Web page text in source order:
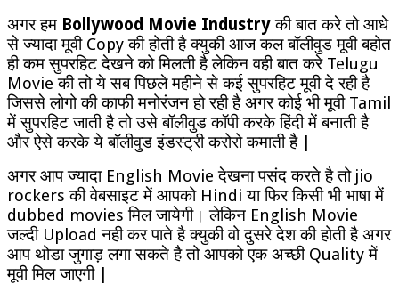
अगर हम Bollywood Movie Industryकी बात करे तो आधे
से ज्यादा मूवी Copy की होती है क्युकी आज कल बॉलीवुड मूवी बहोत
ही कम सुपरहिट देखने को मिलती है लेकिन वही बात करे Telugu
Movie की तो ये सब पिछले महीने से कई सुपरहिट मूवी दे रही है
जिससे लोगो की काफी मनोरंजन हो रही है अगर कोई भी मूवी Tamil
में सुपरहिट जाती है तो उसे बॉलीवुड कॉपी करके हिंदी में बनाती है
और ऐसे करके ये बॉलीवुड इंडस्ट्री करोरो कमाती है |
अगर आप ज्यादा English Movie देखना पसंद करते है तो jio
rockers की वेबसाइट में आपको Hindi या फिर किसी भी भाषा में
dubbed movies मिल जायेगी। लेकिन English Movie
जल्दी Upload नही कर पाते है क्युकी वो दुसरे देश की होती है अगर
आप थोडा जुगाड़ लगा सकते है तो आपको एक अच्छी Quality में
मूवी मिल जाएगी |